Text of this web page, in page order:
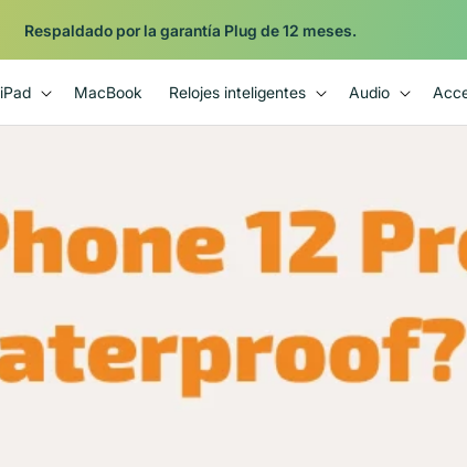
Respaldado por la garantía Plug de 12 meses.
iPad MacBook Relojes inteligentes Audio